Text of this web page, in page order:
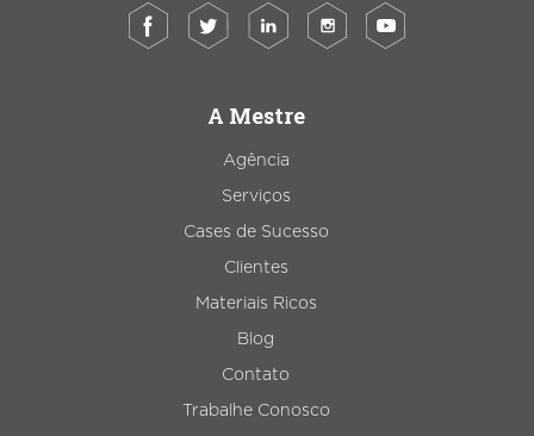
A Mestre
Agência
Serviços
Cases de Sucesso
Clientes
Materiais Ricos
Blog
Contato
Trabalhe Conosco